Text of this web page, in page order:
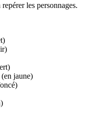
les personnages.
jaune)